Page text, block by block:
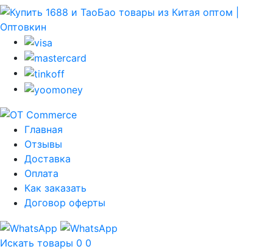
Главная
Отзывы
Доставка
Оплата
Как заказать
Договор оферты
Искать товары 0 0